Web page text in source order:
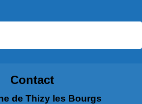
Contact
de Thizy les Bourgs